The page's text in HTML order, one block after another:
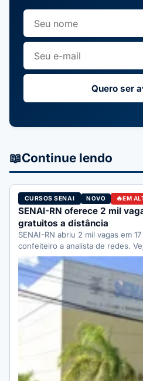
Quero ser
📖Continue lendo
CURSOS SENAI NOVO EM
SENAI-RN oferece 2 mil
gratuitos a distância
SENAI-RN abriu 2 mil vagas em
confeiteiro a analista de redes.